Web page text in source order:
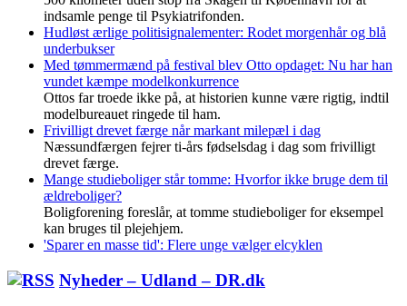
indsamle penge til Psykiatrifonden.
Hudløst ærlige politisignalementer: Rodet morgenhår og blå
underbukser
Med tømmermænd på festival blev Otto opdaget: Nu har han
vundet kæmpe modelkonkurrence
Ottos far troede ikke på, at historien kunne være rigtig, indtil
modelbureauet ringede til ham.
Frivilligt drevet færge når markant milepæl i dag
Næssundfærgen fejrer ti-års fødselsdag i dag som frivilligt
drevet færge.
Mange studieboliger står tomme: Hvorfor ikke bruge dem til
ældreboliger?
Boligforening foreslår, at tomme studieboliger for eksempel
kan bruges til plejehjem.
'Sparer en masse tid': Flere unge vælger elcyklen
Nyheder – Udland – DR.dk